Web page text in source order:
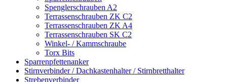
Spenglerschrauben A2
Terrassenschrauben ZK C2
Terrassenschrauben ZK A4
Terrassenschrauben SK C2
Winkel- / Kammschraube
Torx Bits
Sparrenpfettenanker
Stirnverbinder / Dachkastenhalter / Stirnbretthalter
Strebenverbinder